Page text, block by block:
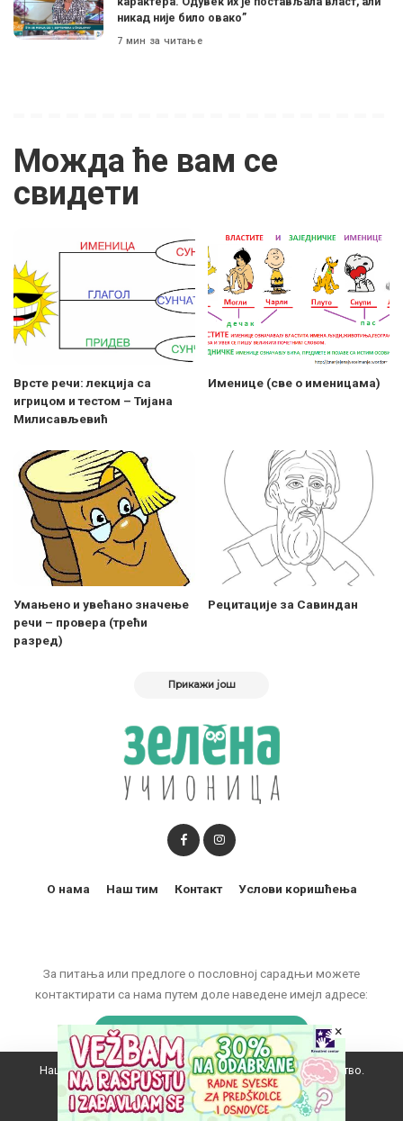
никад није било овако”
7 мин за читање
Можда ће вам се
свидети
Врсте речи: лекција са
игрицом и тестом – Тијана
Милисављевић
Именице (све о именицама)
Умањено и увећано значење
речи – провера (трећи
разред)
Рецитације за Савиндан
Прикажи још
За питања или предлоге о пословној сарадњи можете
контактирати са нама путем доле наведене имејл адресе:
marketing@zelenaucionica.com
О нама Наш тим Контакт Услови коришћења
© 2011-2024 Copyright by Zelena učionica. All Rights reserved.
Наш вебсајт користи колачиће да побољша ваше искуство.
Прихватам
×